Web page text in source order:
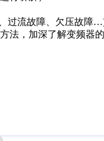
过流故障、欠压故障
法，加深了解变频器